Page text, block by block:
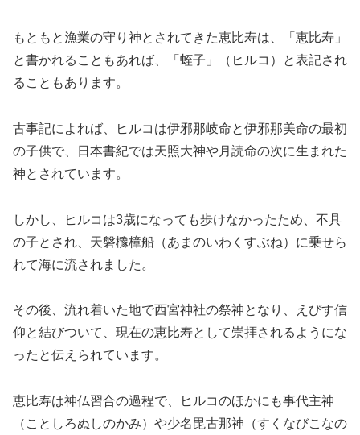
もともと漁業の守り神とされてきた恵比寿は、「恵比寿」
と書かれることもあれば、「蛭子」（ヒルコ）と表記され
ることもあります。
古事記によれば、ヒルコは伊邪那岐命と伊邪那美命の最初
の子供で、日本書紀では天照大神や月読命の次に生まれた
神とされています。
しかし、ヒルコは3歳になっても歩けなかったため、不具
の子とされ、天磐櫲樟船（あまのいわくすぶね）に乗せら
れて海に流されました。
その後、流れ着いた地で西宮神社の祭神となり、えびす信
仰と結びついて、現在の恵比寿として崇拝されるようにな
ったと伝えられています。
恵比寿は神仏習合の過程で、ヒルコのほかにも事代主神
（ことしろぬしのかみ）や少名毘古那神（すくなびこなの